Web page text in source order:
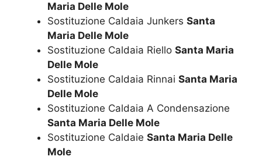
Maria Delle Mole
Sostituzione Caldaia Junkers Santa
Maria Delle Mole
Sostituzione Caldaia Riello Santa Maria
Delle Mole
Sostituzione Caldaia Rinnai Santa Maria
Delle Mole
Sostituzione Caldaia A Condensazione
Santa Maria Delle Mole
Sostituzione Caldaie Santa Maria Delle
Mole